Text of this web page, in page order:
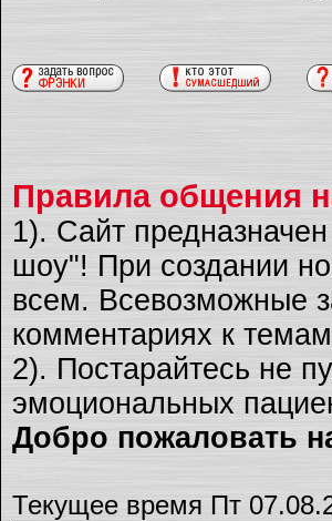
Правила общения
1). Сайт
шоу"! При создании
всем. Всевозможные
комментариях к
2). Постарайтесь не
эмоциональных
Добро пожаловать
Текущее время Пт